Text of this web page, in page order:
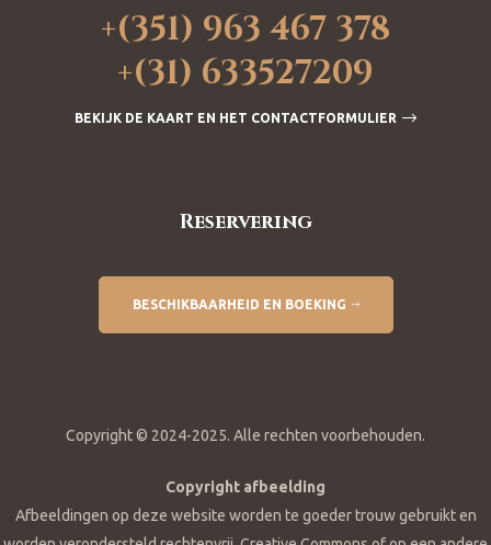
+(351) 963 467 378
+(31) 633527209
BEKIJK DE KAART EN HET CONTACTFORMULIER
Reservering
BESCHIKBAARHEID EN BOEKING
Copyright © 2024-2025. Alle rechten voorbehouden.
Copyright afbeelding
Afbeeldingen op deze website worden te goeder trouw gebruikt en